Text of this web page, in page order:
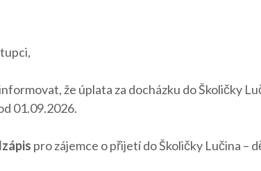
že úplata za docházku do Školičky
01.09.2026.
pro zájemce o přijetí do Školičky Lučina –